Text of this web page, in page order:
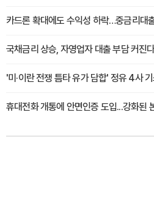
카드론 확대에도 수익성 하락…중금리대
국채금리 상승, 자영업자 대출 부담 커진
'미·이란 전쟁 틈타 유가 담합' 정유 4사
휴대전화 개통에 안면인증 도입...강화된